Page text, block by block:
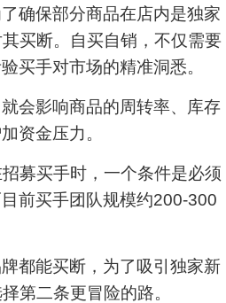
保部分商品在店内是独家
买断。自买自销，不仅需要
买手对市场的精准洞悉。
影响商品的周转率、库存
资金压力。
买手时，一个条件是必须
前买手团队规模约200-300
能买断，为了吸引独家新
第二条更冒险的路。